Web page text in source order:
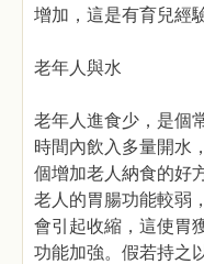
增加，這是有育兒經
老年人與水
老年人進食少，是個
時間內飲入多量開水
個增加老人納食的好
老人的胃腸功能較弱
會引起收縮，這使胃
功能加強。假若持之